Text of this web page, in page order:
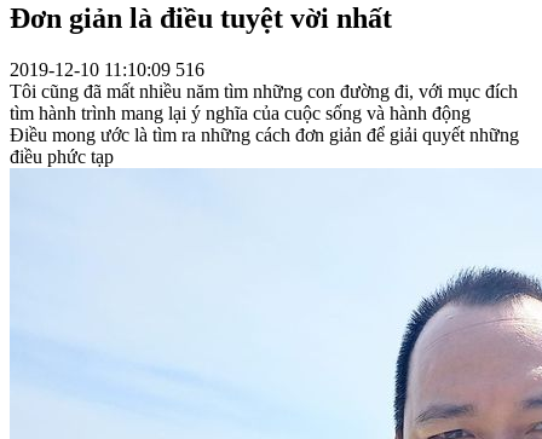
Đơn giản là điều tuyệt vời nhất
2019-12-10 11:10:09 516
Tôi cũng đã mất nhiều năm tìm những con đường đi, với mục đích
tìm hành trình mang lại ý nghĩa của cuộc sống và hành động
Điều mong ước là tìm ra những cách đơn giản để giải quyết những
điều phức tạp